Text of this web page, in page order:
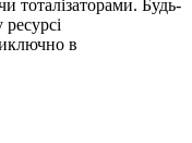
тоталізаторами. Будь-
в